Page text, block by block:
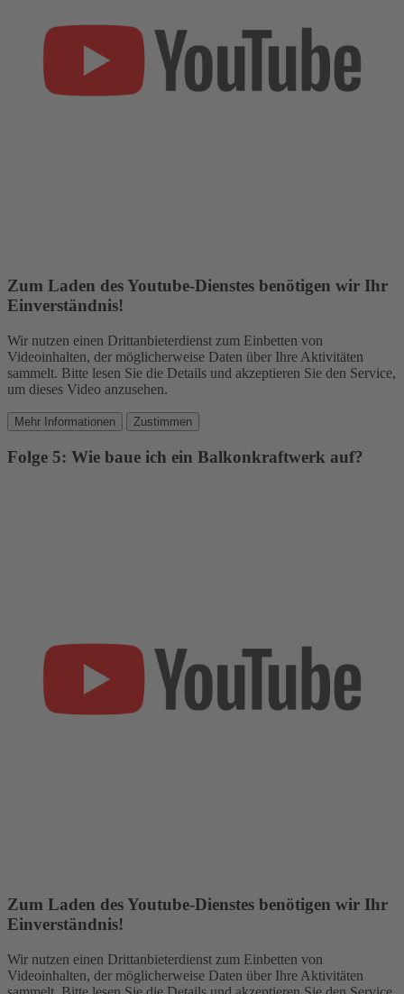
Zum Laden des Youtube-Dienstes benötigen wir Ihr
Einverständnis!
Wir nutzen einen Drittanbieterdienst zum Einbetten von
Videoinhalten, der möglicherweise Daten über Ihre Aktivitäten
sammelt. Bitte lesen Sie die Details und akzeptieren Sie den Service,
um dieses Video anzusehen.
Mehr Informationen Zustimmen
Folge 5: Wie baue ich ein Balkonkraftwerk auf?
Zum Laden des Youtube-Dienstes benötigen wir Ihr
Einverständnis!
Wir nutzen einen Drittanbieterdienst zum Einbetten von
Videoinhalten, der möglicherweise Daten über Ihre Aktivitäten